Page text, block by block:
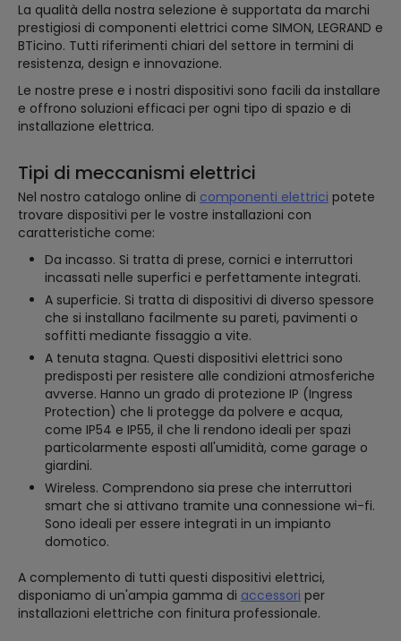
La qualità della nostra selezione è supportata da marchi
prestigiosi di componenti elettrici come SIMON, LEGRAND e
BTicino. Tutti riferimenti chiari del settore in termini di
resistenza, design e innovazione.
Le nostre prese e i nostri dispositivi sono facili da installare
e offrono soluzioni efficaci per ogni tipo di spazio e di
installazione elettrica.
Tipi di meccanismi elettrici
Nel nostro catalogo online di componenti elettrici potete
trovare dispositivi per le vostre installazioni con
caratteristiche come:
Da incasso. Si tratta di prese, cornici e interruttori
incassati nelle superfici e perfettamente integrati.
A superficie. Si tratta di dispositivi di diverso spessore
che si installano facilmente su pareti, pavimenti o
soffitti mediante fissaggio a vite.
A tenuta stagna. Questi dispositivi elettrici sono
predisposti per resistere alle condizioni atmosferiche
avverse. Hanno un grado di protezione IP (Ingress
Protection) che li protegge da polvere e acqua,
come IP54 e IP55, il che li rendono ideali per spazi
particolarmente esposti all'umidità, come garage o
giardini.
Wireless. Comprendono sia prese che interruttori
smart che si attivano tramite una connessione wi-fi.
Sono ideali per essere integrati in un impianto
domotico.
A complemento di tutti questi dispositivi elettrici,
disponiamo di un'ampia gamma di accessori per
installazioni elettriche con finitura professionale.